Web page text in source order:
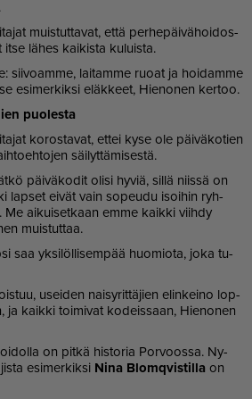
muis­tut­ta­vat, et­tä per­he­päi­vä­hoi­dos­
lä­hes kai­kis­ta ku­luis­ta.
sii­vo­am­me, lai­tam­me ruo­at ja hoi­dam­me
esi­mer­kik­si eläk­keet, Hie­no­nen ker­too.
puo­les­ta
ko­ros­ta­vat, et­tei kyse ole päi­vä­ko­tien
säi­lyt­tä­mi­ses­tä.
päi­vä­ko­dit oli­si hy­viä, sil­lä niis­sä on
lap­set ei­vät vain so­peu­du isoi­hin ryh­
Me ai­kui­set­kaan em­me kaik­ki viih­dy
muis­tut­taa.
saa yk­si­löl­li­sem­pää huo­mi­o­ta, joka tu­
usei­den nai­sy­rit­tä­jien elin­kei­no lop­
ja kaik­ki toi­mi­vat ko­deis­saan, Hie­no­nen
on pit­kä his­to­ria Por­voos­sa. Ny­
esi­mer­kik­si Nina Blomq­vis­til­la on